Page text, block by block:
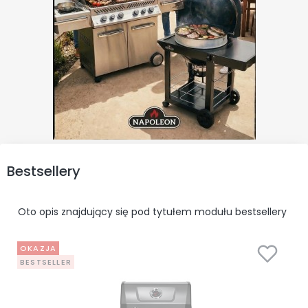
Bestsellery
Oto opis znajdujący się pod tytułem modułu bestsellery
OKAZJA
BESTSELLER